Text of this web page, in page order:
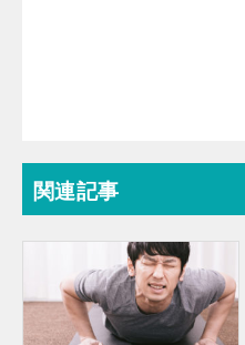
関連記事